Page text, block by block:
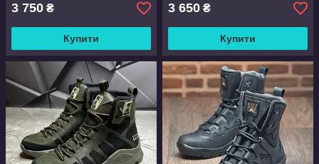
3 750 ₴
Купити
3 650 ₴
Купити